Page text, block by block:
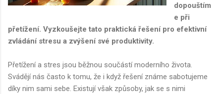
dopouštím
e při
přetížení. Vyzkoušejte tato praktická řešení pro efektivní
zvládání stresu a zvýšení své produktivity.
Přetížení a stres jsou běžnou součástí moderního života.
Svádějí nás často k tomu, že i když řešení známe sabotujeme
díky nim sami sebe. Existují však způsoby, jak se s nimi